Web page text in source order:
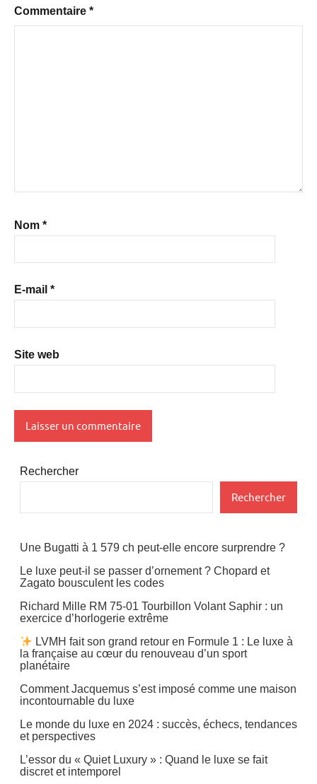
Commentaire *
Nom *
E-mail *
Site web
Rechercher
Rechercher
Une Bugatti à 1 579 ch peut-elle encore surprendre ?
Le luxe peut-il se passer d’ornement ? Chopard et
Zagato bousculent les codes
Richard Mille RM 75-01 Tourbillon Volant Saphir : un
exercice d’horlogerie extrême
LVMH fait son grand retour en Formule 1 : Le luxe à
la française au cœur du renouveau d’un sport
planétaire
Comment Jacquemus s’est imposé comme une maison
incontournable du luxe
Le monde du luxe en 2024 : succès, échecs, tendances
et perspectives
L’essor du « Quiet Luxury » : Quand le luxe se fait
discret et intemporel